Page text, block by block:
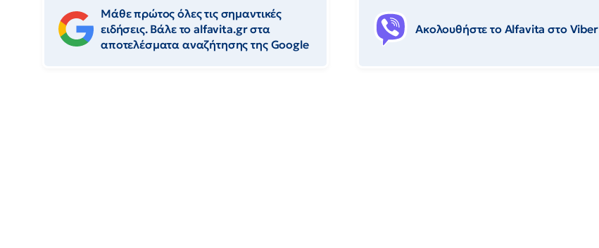
Μάθε πρώτος όλες τις σημαντικές
ειδήσεις. Βάλε το alfavita.gr στα
αποτελέσματα αναζήτησης της Google
Ακολουθήστε το Αlfavita στο Viber